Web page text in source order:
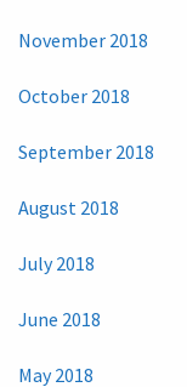
November 2018
October 2018
September 2018
August 2018
July 2018
June 2018
May 2018